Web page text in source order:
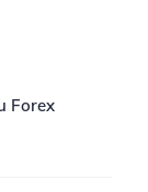
Forex